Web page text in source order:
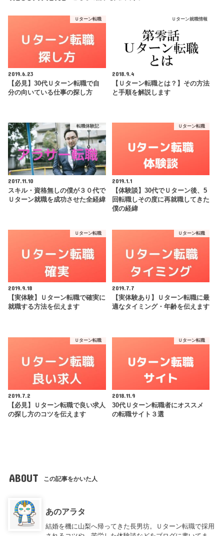
Ｕターン転職
2019.6.23
【必見】30代Ｕターン転職で自
分の向いている仕事の探し方
Ｕターン就職情報
2018.9.4
【Ｕターン転職とは？】その方法
と手順を解説します
転職体験記
2017.11.10
スキル・資格無しの僕が３０代で
Ｕターン就職を成功させた全経緯
Ｕターン転職
2019.1.1
【体験談】30代でＵターン後、5
回転職しその度に再就職してきた
僕の経緯
Ｕターン転職
2019.9.18
【実体験】Ｕターン転職で確実に
就職する方法を伝えます
Ｕターン転職
2019.7.7
【実体験あり】Ｕターン転職に最
適なタイミング・年齢を伝えます
Ｕターン転職
2019.7.2
【必見】Ｕターン転職で良い求人
の探し方のコツを伝えます
Ｕターン転職
2018.11.9
30代Ｕターン転職者にオススメ
の転職サイト３選
ABOUT この記事をかいた人
あのアラタ
結婚を機に山梨へ帰ってきた長男坊。Ｕターン転職で採用